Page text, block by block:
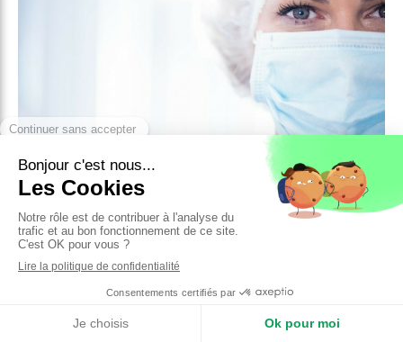
En cas d'urgence
Merci de contacter le cabinet le plus tôt
possible afin de vous recevoir dans les